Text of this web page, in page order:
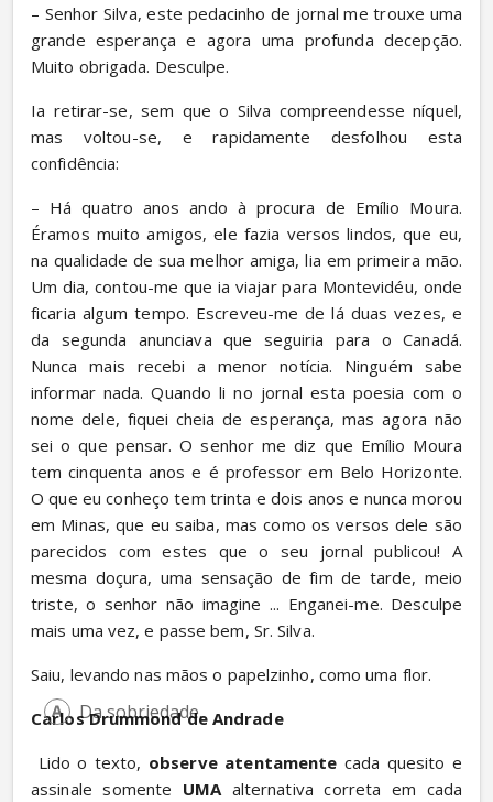
– Senhor Silva, este pedacinho de jornal me trouxe uma
grande esperança e agora uma profunda decepção.
Muito obrigada. Desculpe.
Ia retirar-se, sem que o Silva compreendesse níquel,
mas voltou-se, e rapidamente desfolhou esta
confidência:
– Há quatro anos ando à procura de Emílio Moura.
Éramos muito amigos, ele fazia versos lindos, que eu,
na qualidade de sua melhor amiga, lia em primeira mão.
Um dia, contou-me que ia viajar para Montevidéu, onde
ficaria algum tempo. Escreveu-me de lá duas vezes, e
da segunda anunciava que seguiria para o Canadá.
Nunca mais recebi a menor notícia. Ninguém sabe
informar nada. Quando li no jornal esta poesia com o
nome dele, fiquei cheia de esperança, mas agora não
sei o que pensar. O senhor me diz que Emílio Moura
tem cinquenta anos e é professor em Belo Horizonte.
O que eu conheço tem trinta e dois anos e nunca morou
em Minas, que eu saiba, mas como os versos dele são
parecidos com estes que o seu jornal publicou! A
mesma doçura, uma sensação de fim de tarde, meio
triste, o senhor não imagine ... Enganei-me. Desculpe
mais uma vez, e passe bem, Sr. Silva.
Saiu, levando nas mãos o papelzinho, como uma flor.
Carlos Drummond de Andrade
Lido o texto, observe atentamente cada quesito e
assinale somente UMA alternativa correta em cada
Da sobriedade.